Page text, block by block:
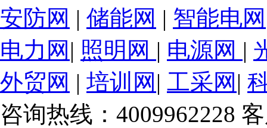
安防网 | 储能网 | 智能电网
电力网 | 照明网 | 电源网 |
外贸网 | 培训网 | 工采网 |
咨询热线：4009962228